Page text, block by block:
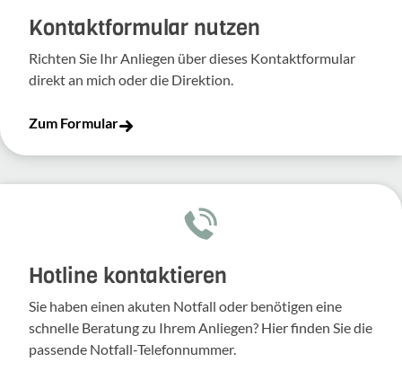
Kontakt­for­mular nutzen
Richten Sie Ihr Anliegen über dieses Kontakt­for­mular
direkt an mich oder die Direk­tion.
Zum Formular
Hotline kontaktieren
Sie haben einen akuten Notfall oder benötigen eine
schnelle Beratung zu Ihrem Anliegen? Hier finden Sie die
passende Notfall-Telefonnummer.